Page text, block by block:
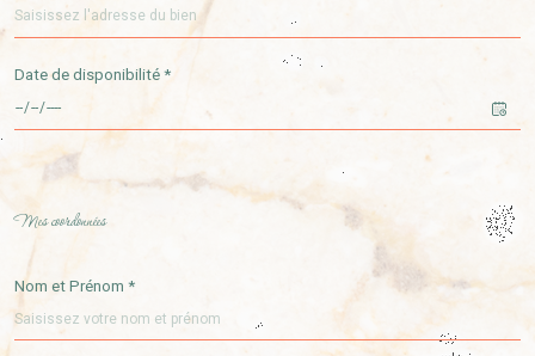
Date de disponibilité *
par
Mes coordonnées
Nom et Prénom *